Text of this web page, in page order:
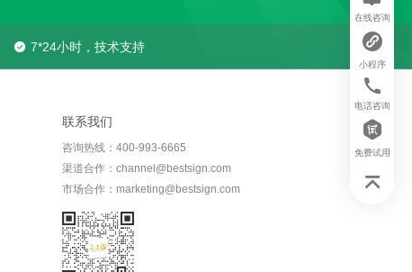
7*24小时，技术支持
联系我们
咨询热线：400-993-6665
渠道合作：channel@bestsign.com
市场合作：marketing@bestsign.com
在线咨询
小程序
电话咨询
免费试用